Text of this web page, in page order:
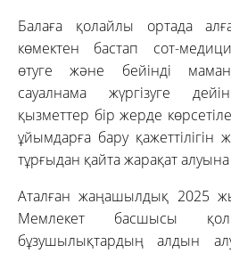
Балаға қолайлы ортада
көмектен бастап сот-
өтуге және бейінді
сауалнама жүргізуге
қызметтер бір жерде
ұйымдарға бару
тұрғыдан қайта жарақат
Аталған жаңашылдық 2025
Мемлекет басшысы
бұзушылықтардың алдын